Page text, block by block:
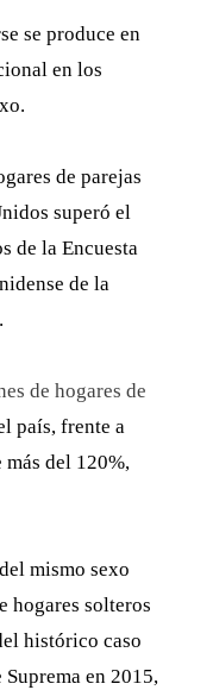
se produce en
en los
de parejas
superó el
de la Encuesta
de la
de hogares de
país, frente a
del 120%,
mismo sexo
hogares solteros
histórico caso
en 2015,